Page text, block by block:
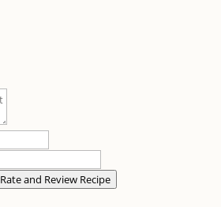
Rate and Review Recipe